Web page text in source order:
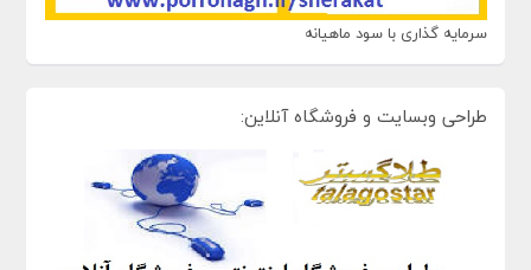
سرمایه گذاری با سود ماهیانه
طراحی وبسایت و فروشگاه آنلاین: